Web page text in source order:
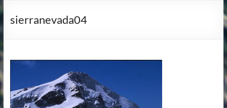
sierranevada04